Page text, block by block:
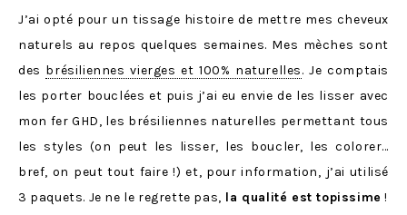
J’ai opté pour un tissage histoire de mettre mes cheveux
naturels au repos quelques semaines. Mes mèches sont
des brésiliennes vierges et 100% naturelles. Je comptais
les porter bouclées et puis j’ai eu envie de les lisser avec
mon fer GHD, les brésiliennes naturelles permettant tous
les styles (on peut les lisser, les boucler, les colorer…
bref, on peut tout faire !) et, pour information, j’ai utilisé
3 paquets. Je ne le regrette pas, la qualité est topissime !